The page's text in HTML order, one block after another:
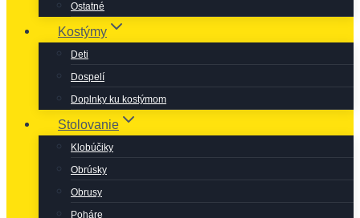
Ostatné
Kostýmy
Deti
Dospelí
Doplnky ku kostýmom
Stolovanie
Klobúčiky
Obrúsky
Obrusy
Poháre